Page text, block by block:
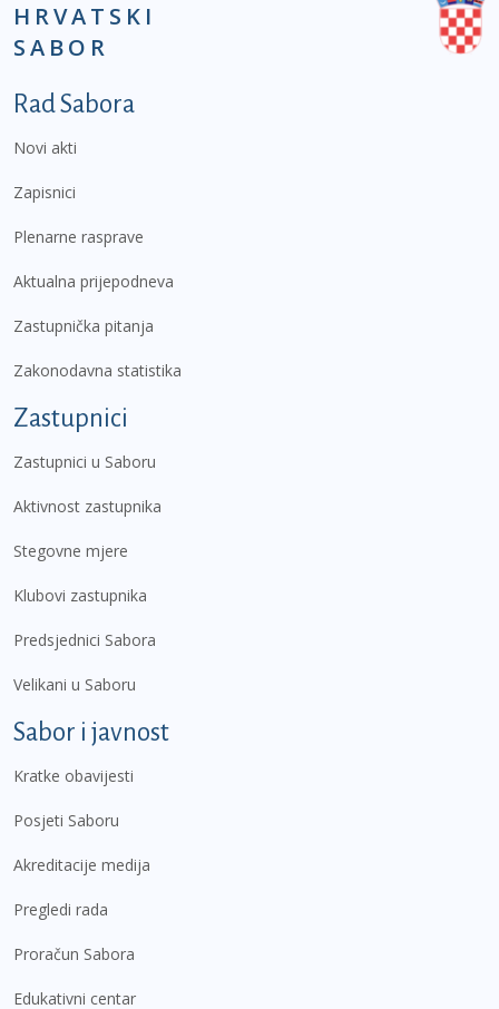
HRVATSKI
SABOR
Podnožje prvi izbornik
Rad Sabora
Novi akti
Zapisnici
Plenarne rasprave
Aktualna prijepodneva
Zastupnička pitanja
Zakonodavna statistika
Zastupnici
Zastupnici u Saboru
Aktivnost zastupnika
Stegovne mjere
Klubovi zastupnika
Predsjednici Sabora
Velikani u Saboru
Sabor i javnost
Kratke obavijesti
Posjeti Saboru
Akreditacije medija
Pregledi rada
Proračun Sabora
Edukativni centar